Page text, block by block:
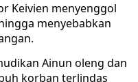
Keivien menyenggol
menyebabkan
Ainun oleng dan
korban terlindas